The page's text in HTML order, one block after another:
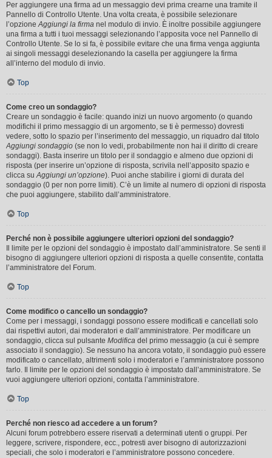
Per aggiungere una firma ad un messaggio devi prima crearne una tramite il
Pannello di Controllo Utente. Una volta creata, è possibile selezionare
l’opzioneAggiungi la firma nel modulo di invio. È inoltre possibile aggiungere
una firma a tutti i tuoi messaggi selezionando l’apposita voce nel Pannello di
Controllo Utente. Se lo si fa, è possibile evitare che una firma venga aggiunta
ai singoli messaggi deselezionando la casella per aggiungere la firma
all’interno del modulo di invio.
Top
Come creo un sondaggio?
Creare un sondaggio è facile: quando inizi un nuovo argomento (o quando
modifichi il primo messaggio di un argomento, se ti è permesso) dovresti
vedere, sotto lo spazio per l’inserimento del messaggio, un riquadro dal titolo
Aggiungi sondaggio (se non lo vedi, probabilmente non hai il diritto di creare
sondaggi). Basta inserire un titolo per il sondaggio e almeno due opzioni di
risposta (per inserire un’opzione di risposta, scrivila nell’apposito spazio e
clicca suAggiungi un’opzione). Puoi anche stabilire i giorni di durata del
sondaggio (0 per non porre limiti). C’è un limite al numero di opzioni di risposta
che puoi aggiungere, stabilito dall’amministratore.
Top
Perché non è possibile aggiungere ulteriori opzioni del sondaggio?
Il limite per le opzioni del sondaggio è impostato dall’amministratore. Se senti il
bisogno di aggiungere ulteriori opzioni di risposta a quelle consentite, contatta
l’amministratore del Forum.
Top
Come modifico o cancello un sondaggio?
Come per i messaggi, i sondaggi possono essere modificati e cancellati solo
dai rispettivi autori, dai moderatori e dall’amministratore. Per modificare un
sondaggio, clicca sul pulsante Modifica del primo messaggio (a cui è sempre
associato il sondaggio). Se nessuno ha ancora votato, il sondaggio può essere
modificato o cancellato, altrimenti solo i moderatori e l’amministratore possono
farlo. Il limite per le opzioni del sondaggio è impostato dall’amministratore. Se
vuoi aggiungere ulteriori opzioni, contatta l’amministratore.
Top
Perché non riesco ad accedere a un forum?
Alcuni forum potrebbero essere riservati a determinati utenti o gruppi. Per
leggere, scrivere, rispondere, ecc., potresti aver bisogno di autorizzazioni
speciali, che solo i moderatori e l’amministratore possono concedere.